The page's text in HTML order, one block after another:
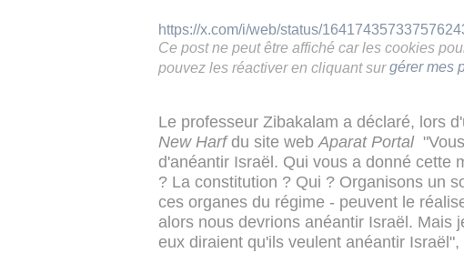
https://x.com/i/web/status/
Ce post ne peut être affiché car les cookies
pouvez les réactiver en cliquant sur gérer mes
Le professeur Zibakalam a déclaré, lors
New Harfdu site webAparat Portal"Vous
d'anéantir Israël. Qui vous a donné cette
? La constitution ? Qui ? Organisons un
ces organes du régime - peuvent le
alors nous devrions anéantir Israël. Mais
eux diraient qu'ils veulent anéantir Israël",